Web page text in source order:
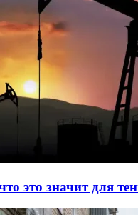
это значит для